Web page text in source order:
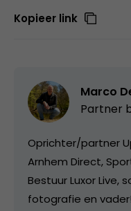
Kopieer link
Marco
Partner
Oprichter/partner
Arnhem Direct,
Bestuur Luxor Live,
fotografie en vader!